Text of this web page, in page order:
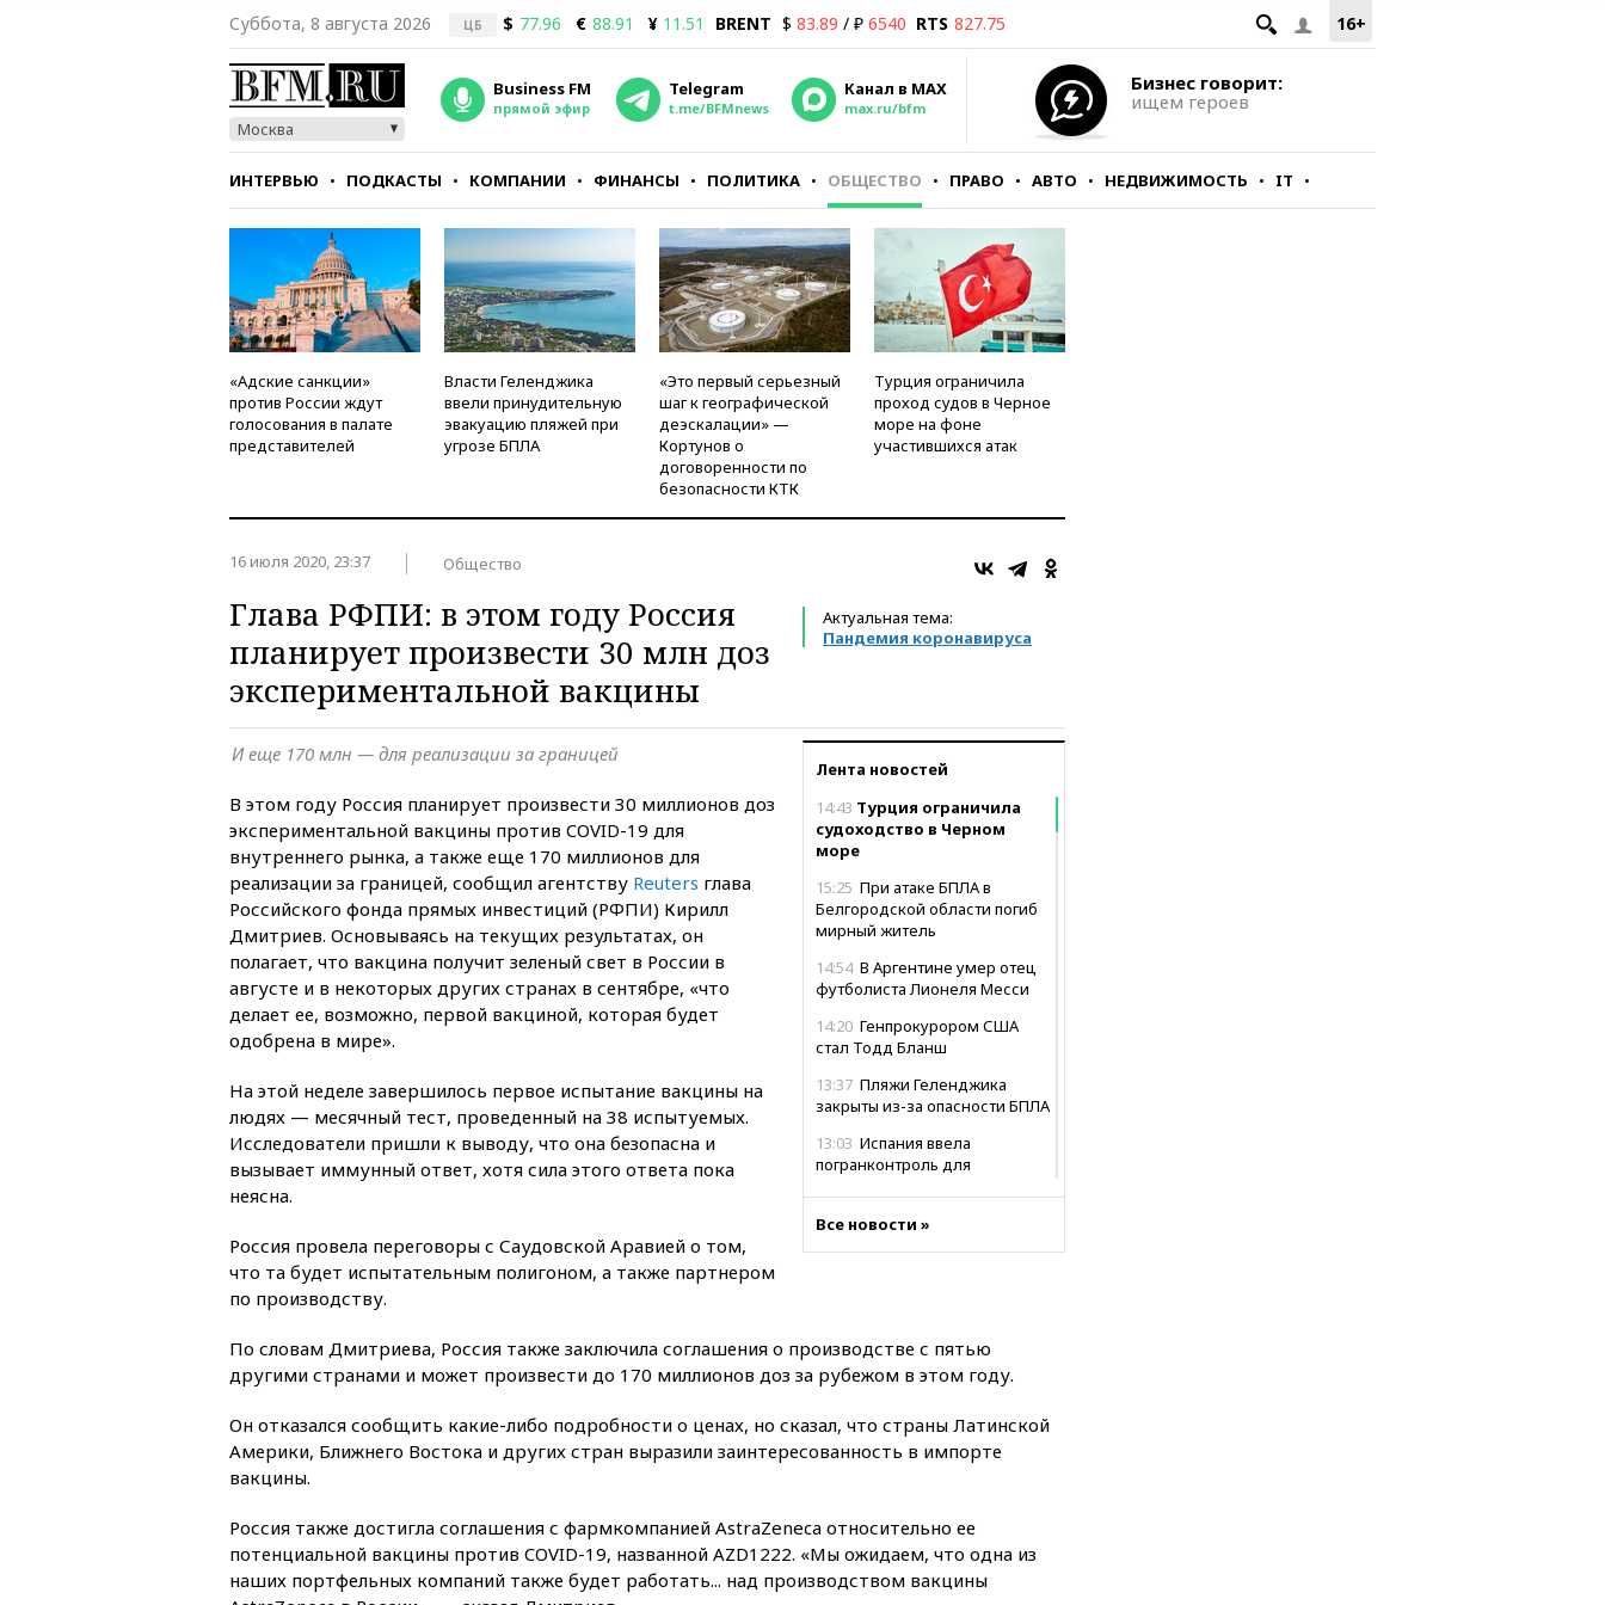
16+
Суббота, 8 августа 2026 ЦБ $ 77.96 € 88.91 ¥ 11.51 BRENT $ 83.89 / ₽ 6540 RTS 827.75
Москва
Business FM
прямой эфир
Telegram
t.me/BFMnews
Канал в MAX
max.ru/bfm
Бизнес говорит:
ищем героев
ИНТЕРВЬЮ ПОДКАСТЫ КОМПАНИИ ФИНАНСЫ ПОЛИТИКА ОБЩЕСТВО ПРАВО АВТО НЕДВИЖИМОСТЬ IT
СТИЛЬ ТЕСТЫ
«Адские санкции»
против России ждут
голосования в палате
представителей
Власти Геленджика
ввели принудительную
эвакуацию пляжей при
угрозе БПЛА
«Это первый серьезный
шаг к географической
деэскалации» —
Кортунов о
договоренности по
безопасности КТК
Турция ограничила
проход судов в Черное
море на фоне
участившихся атак
16 июля 2020, 23:37 Общество
Актуальная тема:
Пандемия коронавируса
Глава РФПИ: в этом году Россия
планирует произвести 30 млн доз
экспериментальной вакцины
Лента новостей
14:43 Турция ограничила
судоходство в Черном
море
15:25 При атаке БПЛА в
Белгородской области погиб
мирный житель
14:54 В Аргентине умер отец
футболиста Лионеля Месси
14:20 Генпрокурором США
стал Тодд Бланш
13:37 Пляжи Геленджика
закрыты из-за опасности БПЛА
13:03 Испания ввела
погранконтроль для
12:27 Возгорание на Ильском
Лерчек
11:07При столкновении
погибли два человека
10:27 Движение по трассе
09:55Силы ПВО перехватили
территорией РФ
Все новости »
И еще 170 млн — для реализации за границей
В этом году Россия планирует произвести 30 миллионов доз
экспериментальной вакцины против COVID-19 для
внутреннего рынка, а также еще 170 миллионов для
реализации за границей, сообщил агентству Reuters глава
Российского фонда прямых инвестиций (РФПИ) Кирилл
Дмитриев. Основываясь на текущих результатах, он
полагает, что вакцина получит зеленый свет в России в
августе и в некоторых других странах в сентябре, «что
делает ее, возможно, первой вакциной, которая будет
одобрена в мире».
На этой неделе завершилось первое испытание вакцины на
людях — месячный тест, проведенный на 38 испытуемых.
Исследователи пришли к выводу, что она безопасна и
вызывает иммунный ответ, хотя сила этого ответа пока
неясна.
Россия провела переговоры с Саудовской Аравией о том,
что та будет испытательным полигоном, а также партнером
по производству.
По словам Дмитриева, Россия также заключила соглашения о производстве с пятью
другими странами и может произвести до 170 миллионов доз за рубежом в этом году.
Он отказался сообщить какие-либо подробности о ценах, но сказал, что страны Латинской
Америки, Ближнего Востока и других стран выразили заинтересованность в импорте
вакцины.
Россия также достигла соглашения с фармкомпанией AstraZeneca относительно ее
потенциальной вакцины против COVID-19, названной AZD1222. «Мы ожидаем, что одна из
наших портфельных компаний также будет работать... над производством вакцины